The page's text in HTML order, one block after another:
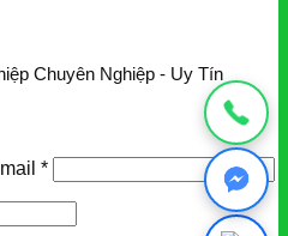
Chuyên Nghiệp - Uy Tín
*